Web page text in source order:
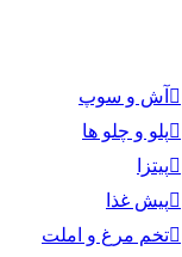
آش و سوپ
پلو و چلو ها
پیتزا
پیش غذا
تخم مرغ و املت